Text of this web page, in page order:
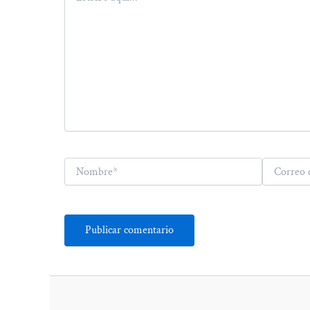
Nombre*
Correo
electrónico*